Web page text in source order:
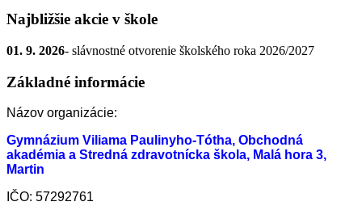
Najbližšie akcie v škole
01. 9. 2026- slávnostné otvorenie školského roka 2026/2027
Základné informácie
Názov organizácie:
Gymnázium Viliama Paulinyho-Tótha, Obchodná
akadémia a Stredná zdravotnícka škola, Malá hora 3,
Martin
IČO: 57292761